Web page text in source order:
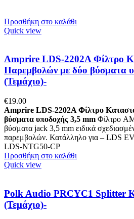
Προσθήκη στο καλάθι
Quick view
Amprire LDS-2202A Φίλτρο
Παρεμβολών με δύο βύσματα
(Τεμάχιο)-
€19.00
Amprire LDS-2202A Φίλτρο
βύσματα υποδοχής 3,5 mm Φίλτρο
βύσματα jack 3,5 mm ειδικά
παρεμβολών. Κατάλληλο για – LDS
LDS-NTG50-CP
Προσθήκη στο καλάθι
Quick view
Polk Audio PRCYC1 Splitter
(Τεμάχιο)-